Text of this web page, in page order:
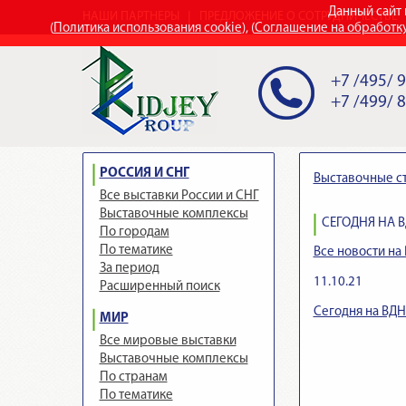
Данный сайт
(Политика использования cookie), (Соглашение на
ПРЕДЛОЖЕНИЕ О СОТРУДНИЧЕСТВЕ
+7 /495/
+7 /499/
РОССИЯ И СНГ
Все выставки России и СНГ
Выставочные комплексы
По городам
По тематике
За период
Расширенный поиск
МИР
Все мировые выставки
Выставочные комплексы
По странам
По тематике
Выставочные
СЕГОДНЯ НА
Все новости
11.10.21
Сегодня на